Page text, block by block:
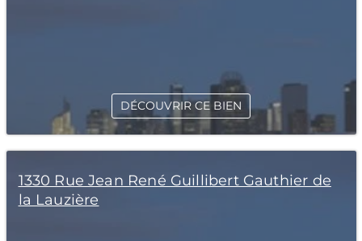
DÉCOUVRIR CE BIEN
1330 Rue Jean René Guillibert Gauthier de
la Lauzière